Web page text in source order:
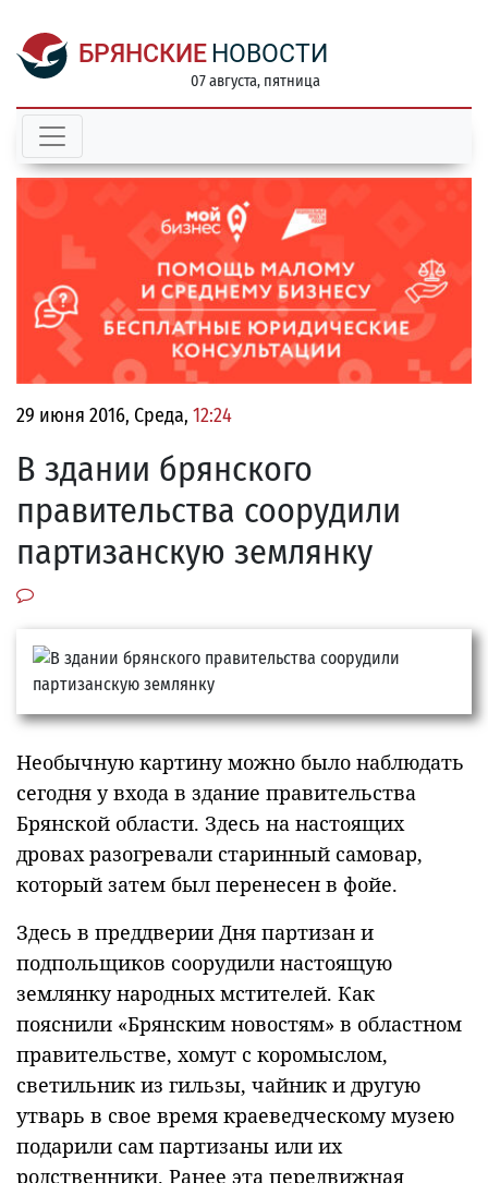
БРЯНСКИЕ НОВОСТИ
07 августа, пятница
29 июня 2016, Среда, 12:24
В здании брянского
правительства соорудили
партизанскую землянку
Необычную картину можно было наблюдать
сегодня у входа в здание правительства
Брянской области. Здесь на настоящих
дровах разогревали старинный самовар,
который затем был перенесен в фойе.
Здесь в преддверии Дня партизан и
подпольщиков соорудили настоящую
землянку народных мстителей. Как
пояснили «Брянским новостям» в областном
правительстве, хомут с коромыслом,
светильник из гильзы, чайник и другую
утварь в свое время краеведческому музею
подарили сам партизаны или их
родственники. Ранее эта передвижная